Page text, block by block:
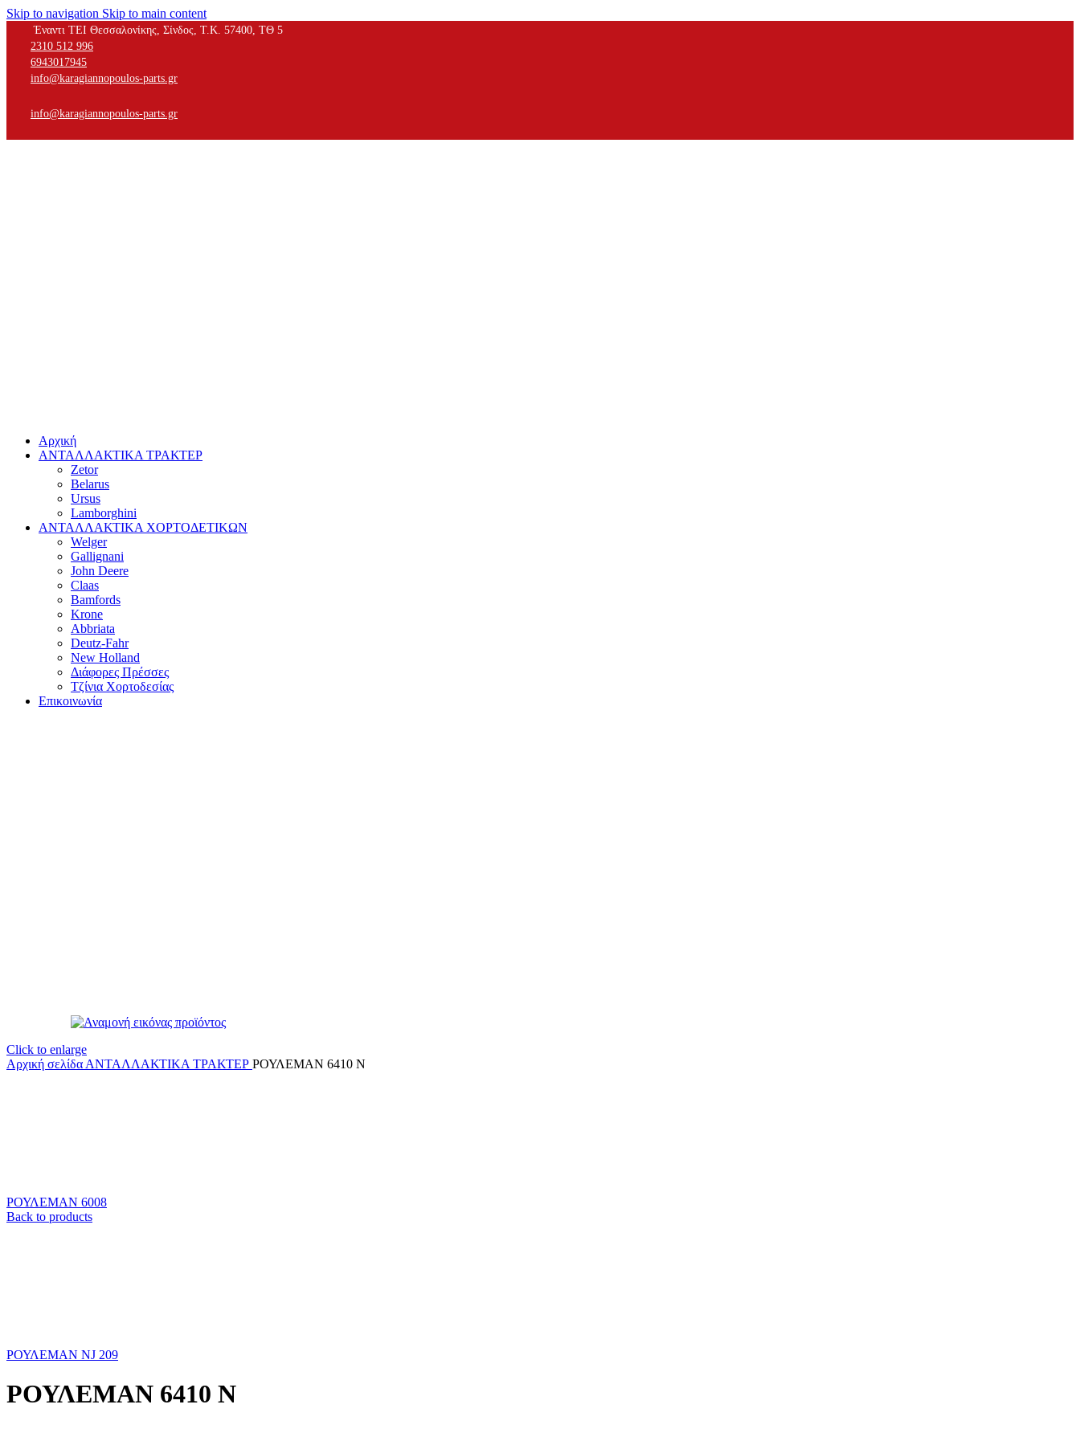
Skip to navigation Skip to main content
Έναντι ΤΕΙ Θεσσαλονίκης, Σίνδος, Τ.Κ. 57400, ΤΘ 5
2310 512 996
6943017945
info@karagiannopoulos-parts.gr
info@karagiannopoulos-parts.gr
Αρχική
ΑΝΤΑΛΛΑΚΤΙΚΑ ΤΡΑΚΤΕΡ
Zetor
Belarus
Ursus
Lamborghini
ΑΝΤΑΛΛΑΚΤΙΚΑ ΧΟΡΤΟΔΕΤΙΚΩΝ
Welger
Gallignani
John Deere
Claas
Bamfords
Krone
Abbriata
Deutz-Fahr
New Holland
Διάφορες Πρέσσες
Τζίνια Χορτοδεσίας
Επικοινωνία
Click to enlarge
Αρχική σελίδα ΑΝΤΑΛΛΑΚΤΙΚΑ ΤΡΑΚΤΕΡ ΡΟΥΛΕΜΑΝ 6410 Ν
ΡΟΥΛΕΜΑΝ 6008
Back to products
ΡΟΥΛΕΜΑΝ NJ 209
ΡΟΥΛΕΜΑΝ 6410 Ν